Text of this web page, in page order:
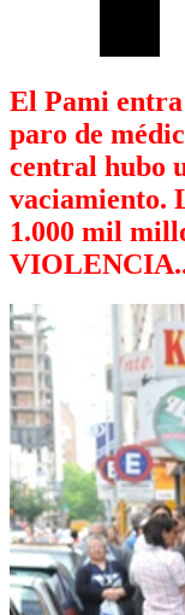
El Pami entra
paro de
central hubo
vaciamiento.
1.000 mil